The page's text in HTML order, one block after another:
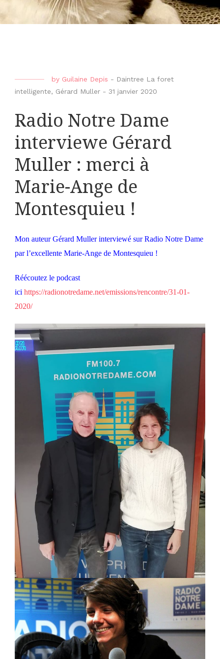
by Guilaine Depis - Daintree La foret
intelligente, Gérard Muller - 31 janvier 2020
Radio Notre Dame
interviewe Gérard
Muller : merci à
Marie-Ange de
Montesquieu !
Mon auteur Gérard Muller interviewé sur Radio Notre Dame
par l’excellente Marie-Ange de Montesquieu !
Réécoutez le podcast
ici https://radionotredame.net/emissions/rencontre/31-01-
2020/